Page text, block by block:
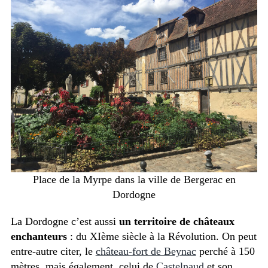
Place de la Myrpe dans la ville de Bergerac en
Dordogne
La Dordogne c’est aussi un territoire de châteaux
enchanteurs : du XIème siècle à la Révolution. On peut
entre-autre citer, le château-fort de Beynacperché à 150